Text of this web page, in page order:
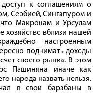
к соглашениям о
Сербией, Сингапуром и
Макронам и Урсулам
хозяйство вблизи нашей
настроенным
поднимать доходы
своего рынка. В этом
Пашиняна иначе как
народа назвать нельзя.
в свои барабаны в